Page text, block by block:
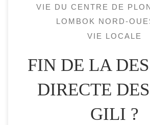
VIE DU CENTRE DE
LOMBOK NORD-
VIE LOCALE
FIN DE LA
DIRECTE
GILI ?